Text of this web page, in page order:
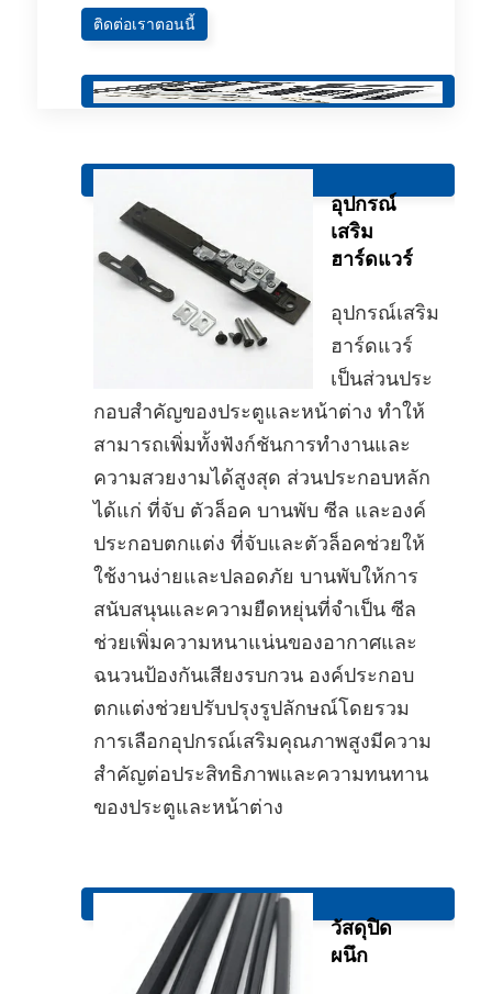
ติดต่อเราตอนนี้
อุปกรณ์
เสริม
ฮาร์ดแวร์
อุปกรณ์เสริม
ฮาร์ดแวร์
เป็นส่วนประ
กอบสําคัญของประตูและหน้าต่าง ทําให้
สามารถเพิ่มทั้งฟังก์ชันการทํางานและ
ความสวยงามได้สูงสุด ส่วนประกอบหลัก
ได้แก่ ที่จับ ตัวล็อค บานพับ ซีล และองค์
ประกอบตกแต่ง ที่จับและตัวล็อคช่วยให้
ใช้งานง่ายและปลอดภัย บานพับให้การ
สนับสนุนและความยืดหยุ่นที่จําเป็น ซีล
ช่วยเพิ่มความหนาแน่นของอากาศและ
ฉนวนป้องกันเสียงรบกวน องค์ประกอบ
ตกแต่งช่วยปรับปรุงรูปลักษณ์โดยรวม
การเลือกอุปกรณ์เสริมคุณภาพสูงมีความ
สําคัญต่อประสิทธิภาพและความทนทาน
ของประตูและหน้าต่าง
วัสดุปิด
ผนึก